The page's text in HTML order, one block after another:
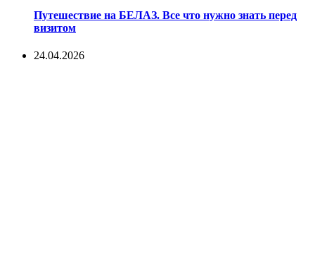
Путешествие на БЕЛАЗ. Все что нужно знать перед
визитом
24.04.2026